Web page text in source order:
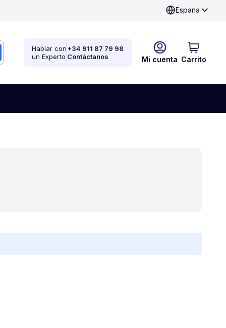
Espana
Mi cuenta Carrito
Hablar con
un Experto
+34 911 87 79 98
Contáctanos